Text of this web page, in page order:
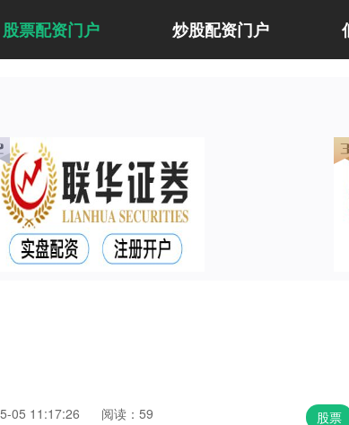
股票配资门户 炒股配资门户
股票
05 11:17:26 阅读：59